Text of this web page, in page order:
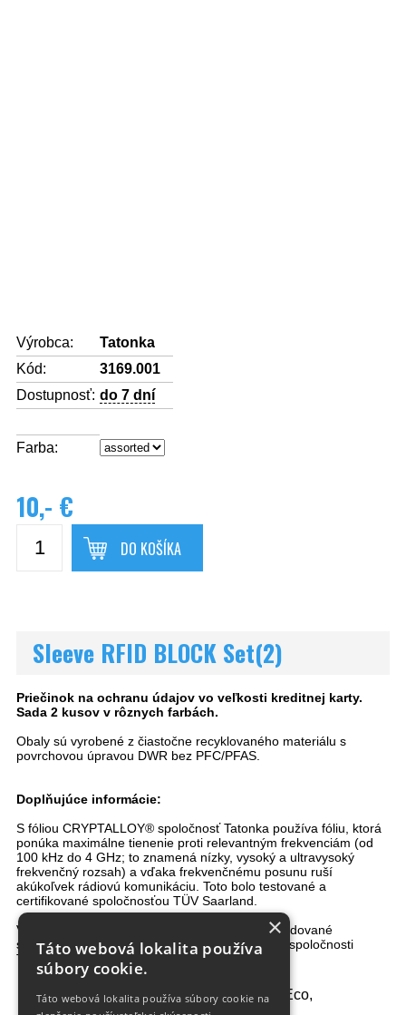
Výrobca:
Tatonka
Kód:
3169.001
Dostupnosť: do 7 dní
Farba:
10,- €
DO KOŠÍKA
Sleeve RFID BLOCK Set(2)
Priečinok na ochranu údajov vo veľkosti kreditnej karty.
Sada 2 kusov v rôznych farbách.
Obaly sú vyrobené z čiastočne recyklovaného materiálu s
povrchovou úpravou DWR bez PFC/PFAS.
Doplňujúce informácie:
S fóliou CRYPTALLOY® spoločnosť Tatonka používa fóliu, ktorá
ponúka maximálne tienenie proti relevantným frekvenciám (od
100 kHz do 4 GHz; to znamená nízky, vysoký a ultravysoký
frekvenčný rozsah) a vďaka frekvenčnému posunu ruší
akúkoľvek rádiovú komunikáciu. Toto bolo testované a
certifikované spoločnosťou TÜV Saarland.
Výrobca „Kryptronic Technologies“ potvrdil požadované
spracovanie fólie vo všetkých produktoch RIFD spoločnosti
Tatonka.
Materiál:
210 HD Nylon FD Eco,
CRYPTALLOY®
×
Táto webová lokalita používa
súbory cookie.
Táto webová lokalita používa súbory cookie na